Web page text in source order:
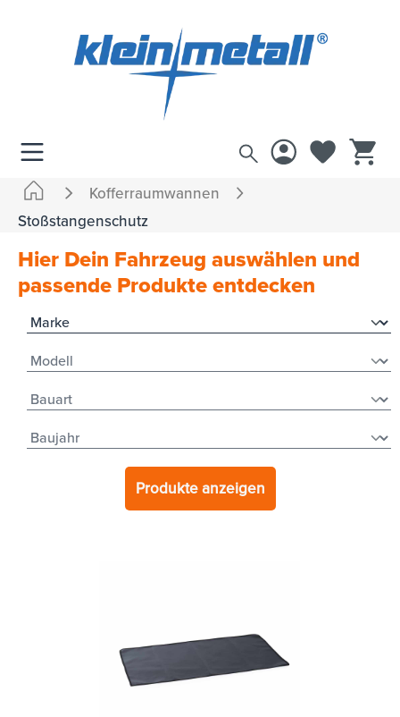
Kofferraumwannen
Stoßstangenschutz
Hier Dein Fahrzeug auswählen und
passende Produkte entdecken
Produkte anzeigen